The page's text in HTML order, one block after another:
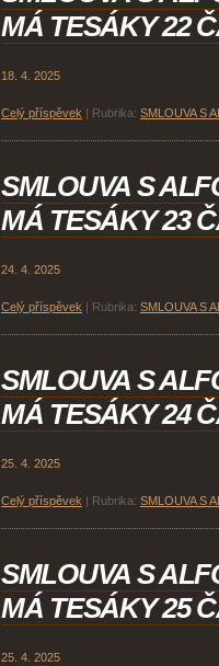
MÁ TESÁKY 22
18. 4. 2025
Celý příspěvek | Rubrika: SMLOUVA S
SMLOUVA S
MÁ TESÁKY 23
24. 4. 2025
Celý příspěvek | Rubrika: SMLOUVA S
SMLOUVA S
MÁ TESÁKY 24
25. 4. 2025
Celý příspěvek | Rubrika: SMLOUVA S
SMLOUVA S
MÁ TESÁKY 25
25. 4. 2025